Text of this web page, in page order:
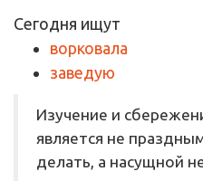
Сегодня ищут
ворковала
заведую
Изучение и
является не
делать, а насущной